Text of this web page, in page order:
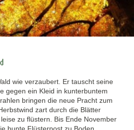
wie verzaubert. Er tauscht seine
gegen ein Kleid in kunterbuntem
bringen die neue Pracht zum
zart durch die Blätter
zu flüstern. Bis Ende November